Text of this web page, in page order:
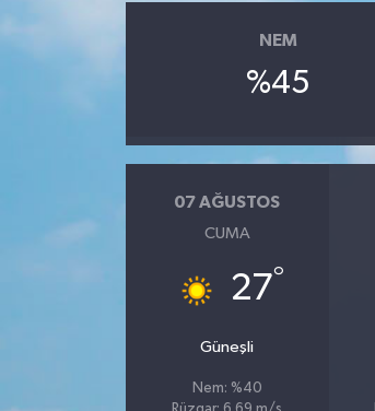
NEM
%45
07 AĞUSTOS
CUMA
27°
Güneşli
Nem: %40